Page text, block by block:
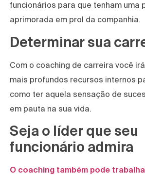
funcionários para que tenham uma
aprimorada em prol da companhia.
Determinar sua
Com o coaching de carreira você
mais profundos recursos internos
como ter aquela sensação de
em pauta na sua vida.
Seja o líder que seu
funcionário admira
O coaching também pode